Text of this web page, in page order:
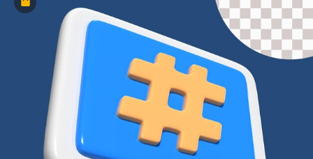
Премиум